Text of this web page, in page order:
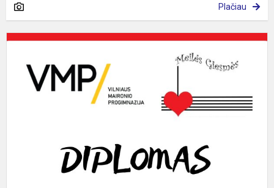
Plačiau